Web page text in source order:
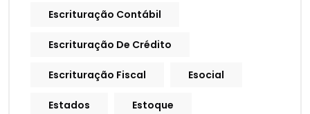
Escrituração Contábil
Escrituração De Crédito
Escrituração Fiscal Esocial
Estados Estoque